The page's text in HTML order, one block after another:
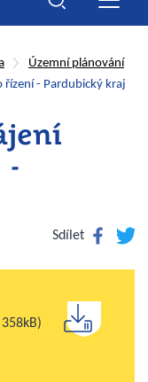
Územní plánování
řízení - Pardubický kraj
-
Sdílet Facebook
358kB)